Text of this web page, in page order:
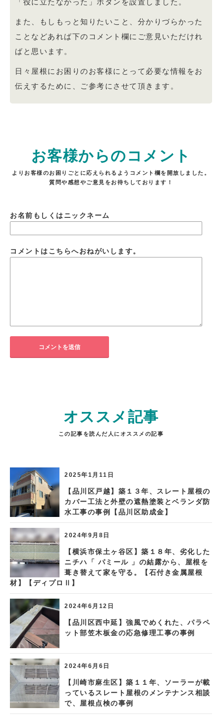
また、もしもっと知りたいこと、分かりづらかった
ことなどあれば下のコメント欄にご意見いただけれ
ばと思います。
日々屋根にお困りのお客様にとって必要な情報をお
伝えするために、ご参考にさせて頂きます。
お客様からのコメント
よりお客様のお困りごとに応えられるようコメント欄を開放しました。
質問や感想やご意見をお待ちしております！
お名前もしくはニックネーム
コメントはこちらへおねがいします。
オススメ記事
この記事を読んだ人にオススメの記事
2025年1月11日
【品川区戸越】築１３年、スレート屋根の
カバー工法と外壁の遮熱塗装とベランダ防
水工事の事例【品川区助成金】
2024年9月8日
【横浜市保土ヶ谷区】築１８年、劣化した
ニチハ「 パミール 」の結露から、屋根を
葺き替えて家を守る。【石付き金属屋根
材】【ディプロⅡ】
2024年6月12日
【品川区西中延】強風でめくれた、パラペ
ット部笠木板金の応急修理工事の事例
2024年6月6日
【川崎市麻生区】築１１年、ソーラーが載
っているスレート屋根のメンテナンス相談
で、屋根点検の事例